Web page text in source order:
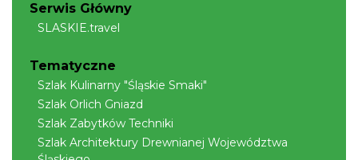
0.48 km
Serwis Główny
SLASKIE.travel
Tematyczne
Szlak Kulinarny "Śląskie Smaki"
Szlak Orlich Gniazd
Szlak Zabytków Techniki
Szlak Architektury Drewnianej Województwa